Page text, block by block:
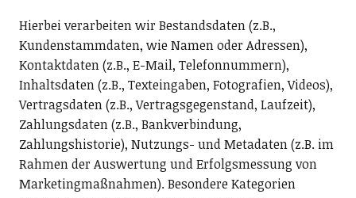
Hierbei verarbeiten wir Bestandsdaten (z.B.,
Kundenstammdaten, wie Namen oder Adressen),
Kontaktdaten (z.B., E-Mail, Telefonnummern),
Inhaltsdaten (z.B., Texteingaben, Fotografien, Videos),
Vertragsdaten (z.B., Vertragsgegenstand, Laufzeit),
Zahlungsdaten (z.B., Bankverbindung,
Zahlungshistorie), Nutzungs- und Metadaten (z.B. im
Rahmen der Auswertung und Erfolgsmessung von
Marketingmaßnahmen). Besondere Kategorien